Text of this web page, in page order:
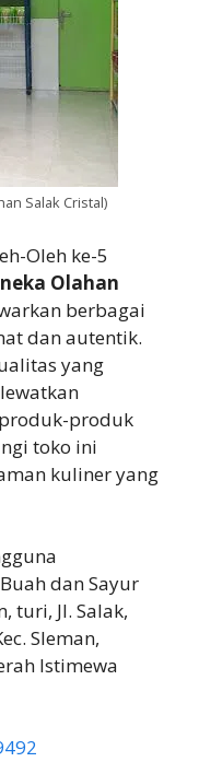
Salak Cristal)
Oleh ke-5
Olahan
berbagai
dan autentik.
yang
produk
toko ini
kuliner yang
dan Sayur
turi, Jl. Salak,
Sleman,
Istimewa